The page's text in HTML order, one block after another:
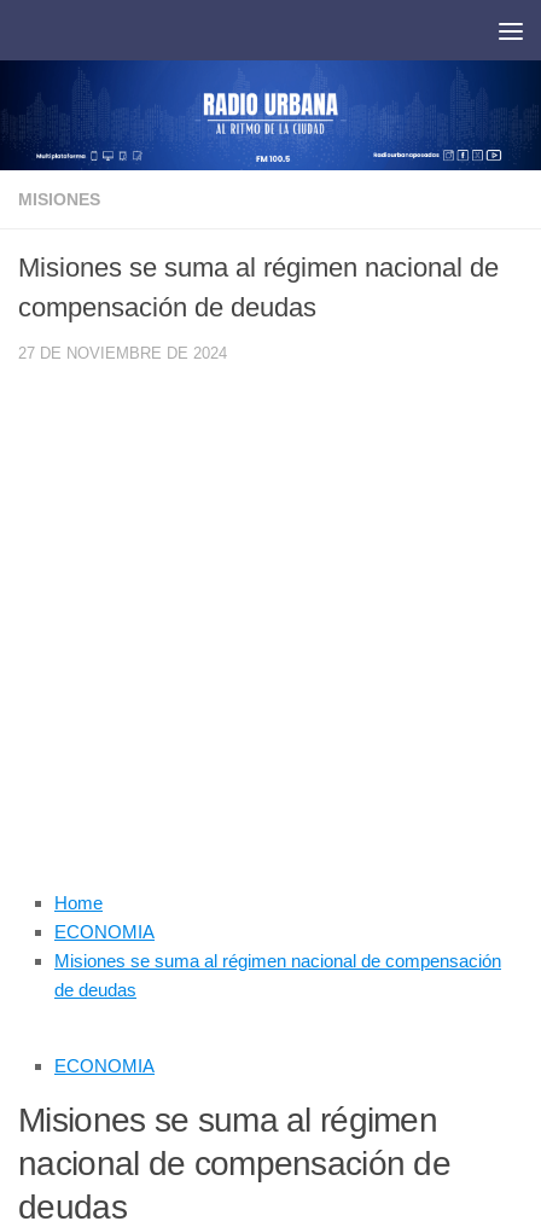
MISIONES
Misiones se suma al régimen nacional de
compensación de deudas
27 DE NOVIEMBRE DE 2024
Home
ECONOMIA
Misiones se suma al régimen nacional de compensación
de deudas
ECONOMIA
Misiones se suma al régimen
nacional de compensación de
deudas